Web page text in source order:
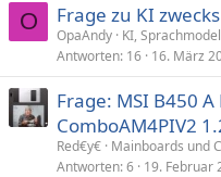
O Frage zu KI
OpaAndy KI,
Antworten 16 16. März
Frage: MSI B450 A
ComboAM4PIV2
Red€y€ Mainboards und
Antworten 6 19. Februar